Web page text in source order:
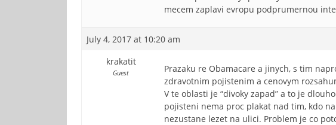
mecem zaplavi evropu podprumernou
July 4, 2017 at 10:20 am
krakatit
Guest
Prazaku re Obamacare a jinych, s tim
zdravotnim pojistenim a cenovym
V te oblasti je “divoky zapad” a to je
pojisteni nema proc plakat nad tim, kdo
nezustane lezet na ulici. Problem je co